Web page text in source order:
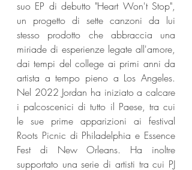
suo EP di debutto "Heart Won't Stop",
un progetto di sette canzoni da lui
stesso prodotto che abbraccia una
miriade di esperienze legate all'amore,
dai tempi del college ai primi anni da
artista a tempo pieno a Los Angeles.
Nel 2022 Jordan ha iniziato a calcare
i palcoscenici di tutto il Paese, tra cui
le sue prime apparizioni ai festival
Roots Picnic di Philadelphia e Essence
Fest di New Orleans. Ha inoltre
supportato una serie di artisti tra cui PJ